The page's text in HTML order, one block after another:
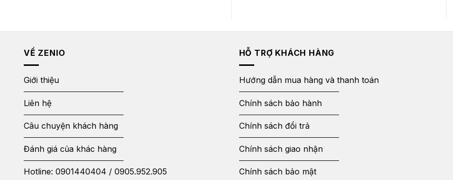
VỀ ZENIO
Giới thiệu
Liên hệ
Câu chuyện khách hàng
Đánh giá của khác hàng
Hotline: 0901440404 / 0905.952.905
HỖ TRỢ KHÁCH HÀNG
Hướng dẫn mua hàng và thanh toán
Chính sách bảo hành
Chính sách đổi trả
Chính sách giao nhận
Chính sách bảo mật